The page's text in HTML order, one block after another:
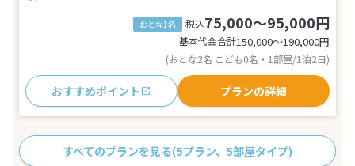
おとな1名 税込75,000～95,000円
基本代金合計150,000〜190,000円
(おとな2名 こども0名・1部屋/1泊2日)
おすすめポイント プランの詳細
すべてのプランを見る(5プラン、5部屋タイプ)